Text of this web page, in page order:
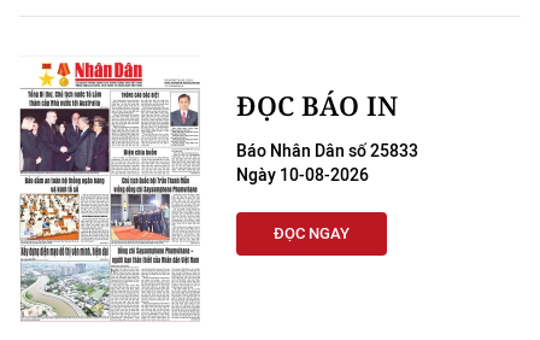
ĐỌC BÁO IN
Báo Nhân Dân số 25833
Ngày 10-08-2026
ĐỌC NGAY